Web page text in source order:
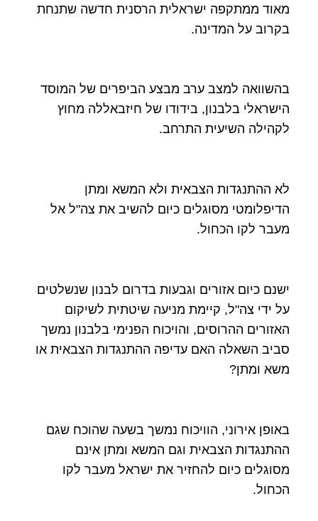
מאוד ממתקפה ישראלית הרסנית חדשה שתנחת
בקרוב על המדינה.
בהשוואה למצב ערב מבצע הביפרים של המוסד
הישראלי בלבנון, בידודו של חיזבאללה מחוץ
לקהילה השיעית התרחב.
לא ההתנגדות הצבאית ולא המשא ומתן
הדיפלומטי מסוגלים כיום להשיב את צה"ל אל
מעבר לקו הכחול.
ישנם כיום אזורים וגבעות בדרום לבנון שנשלטים
על ידי צה"ל, קיימת מניעה שיטתית לשיקום
האזורים ההרוסים, והויכוח הפנימי בלבנון נמשך
סביב השאלה האם עדיפה ההתנגדות הצבאית או
משא ומתן?
באופן אירוני, הוויכוח נמשך בשעה שהוכח שגם
ההתנגדות הצבאית וגם המשא ומתן אינם
מסוגלים כיום להחזיר את ישראל מעבר לקו
הכחול.